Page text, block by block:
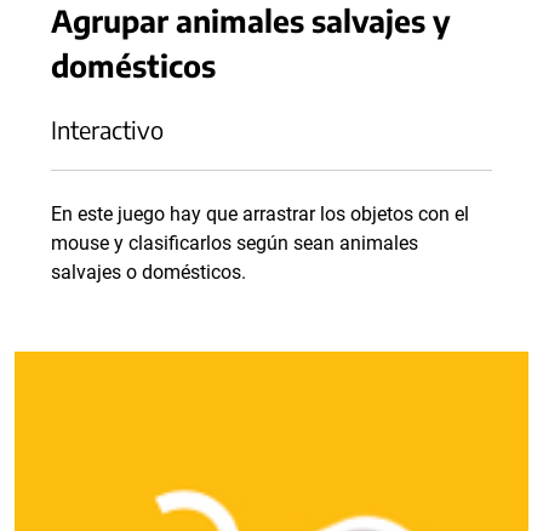
Agrupar animales salvajes y
domésticos
Interactivo
En este juego hay que arrastrar los objetos con el
mouse y clasificarlos según sean animales
salvajes o domésticos.